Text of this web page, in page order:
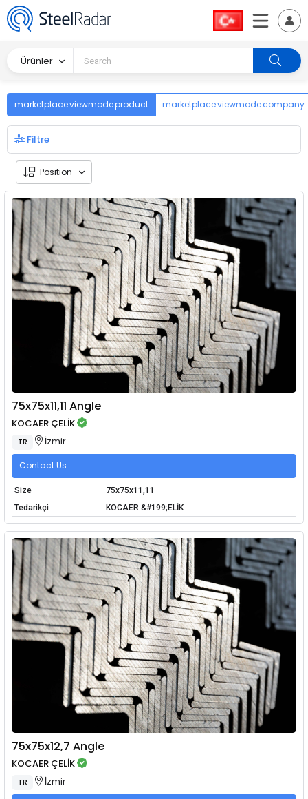
Ürünler
marketplace.viewmode.product marketplace.viewmode.company
Filtre
Position
75x75x11,11 Angle
KOCAER ÇELİK
TR İzmir
Contact Us
Size
75x75x11,11
Tedarikçi
KOCAER &#199;ELİK
75x75x12,7 Angle
KOCAER ÇELİK
TR İzmir